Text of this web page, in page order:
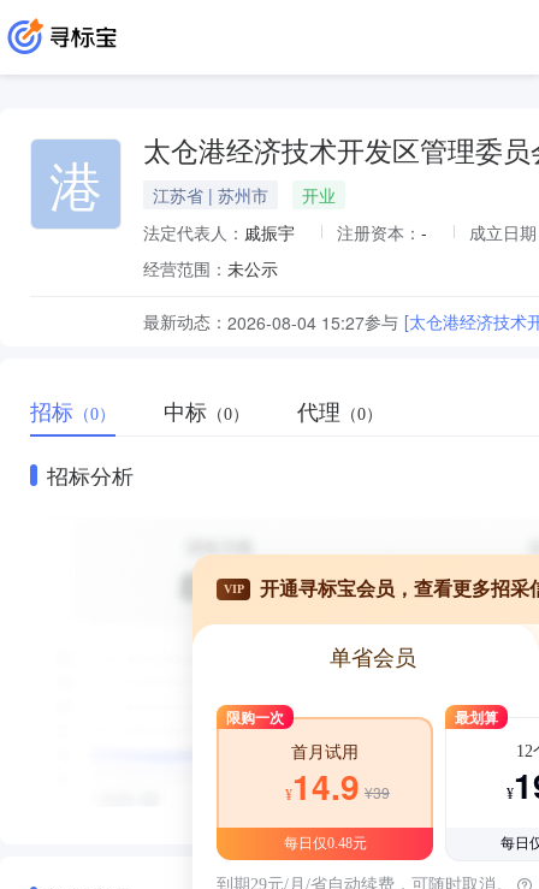
港 太仓港经济技术开发区管理委员
江苏省 | 苏州市
开业
法定代表人： 戚振宇 注册资本： -
成立日
经营范围： 未公示
最新动态： 2026-08-04 15:27参与 [太仓港经济技术
招标 （0） 中标 （0） 代理 （0）
招标分析
VIP 开通寻标宝会员，查看更多招采
单省会员
限购一次
首月试用
¥14.9 ¥39
每日仅0.48元
最划算
12
¥
每日
到期29元/月/省自动续费，可随时取消。